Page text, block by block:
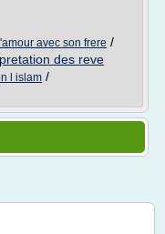
avec son frere /
des reve
l islam /